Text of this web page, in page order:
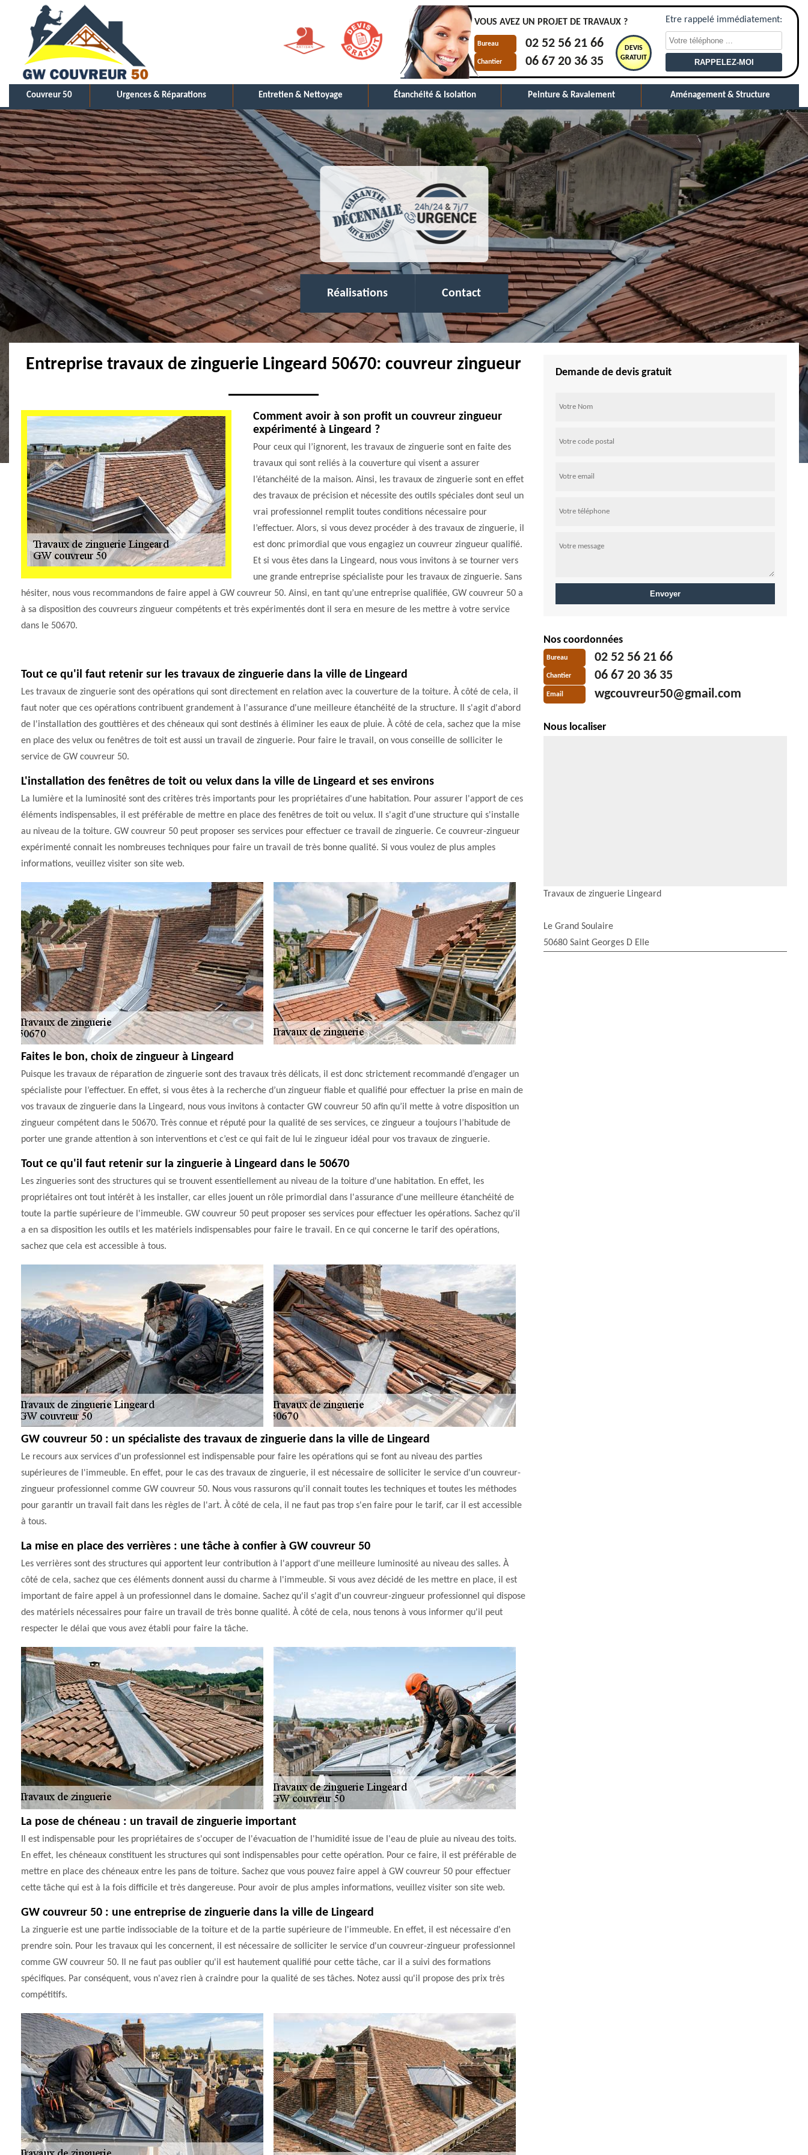
VOUS AVEZ UN PROJET DE TRAVAUX ?
Bureau 02 52 56 21 66
Chantier 06 67 20 36 35
DEVIS
GRATUIT
Etre rappelé immédiatement:
Couvreur 50 Urgences & Réparations Entretien & Nettoyage Étanchéité & Isolation Peinture & Ravalement Aménagement & Structure
Réalisations Contact
Entreprise travaux de zinguerie Lingeard 50670: couvreur zingueur
Comment avoir à son profit un couvreur zingueur
expérimenté à Lingeard ?
Pour ceux qui l’ignorent, les travaux de zinguerie sont en faite des
travaux qui sont reliés à la couverture qui visent a assurer
l’étanchéité de la maison. Ainsi, les travaux de zinguerie sont en effet
des travaux de précision et nécessite des outils spéciales dont seul un
vrai professionnel remplit toutes conditions nécessaire pour
l’effectuer. Alors, si vous devez procéder à des travaux de zinguerie, il
est donc primordial que vous engagiez un couvreur zingueur qualifié.
Et si vous êtes dans la Lingeard, nous vous invitons à se tourner vers
une grande entreprise spécialiste pour les travaux de zinguerie. Sans
hésiter, nous vous recommandons de faire appel à GW couvreur 50. Ainsi, en tant qu’une entreprise qualifiée, GW couvreur 50 a
à sa disposition des couvreurs zingueur compétents et très expérimentés dont il sera en mesure de les mettre à votre service
dans le 50670.
Tout ce qu'il faut retenir sur les travaux de zinguerie dans la ville de Lingeard
Les travaux de zinguerie sont des opérations qui sont directement en relation avec la couverture de la toiture. À côté de cela, il
faut noter que ces opérations contribuent grandement à l'assurance d'une meilleure étanchéité de la structure. Il s'agit d'abord
de l'installation des gouttières et des chéneaux qui sont destinés à éliminer les eaux de pluie. À côté de cela, sachez que la mise
en place des velux ou fenêtres de toit est aussi un travail de zinguerie. Pour faire le travail, on vous conseille de solliciter le
service de GW couvreur 50.
L'installation des fenêtres de toit ou velux dans la ville de Lingeard et ses environs
La lumière et la luminosité sont des critères très importants pour les propriétaires d'une habitation. Pour assurer l'apport de ces
éléments indispensables, il est préférable de mettre en place des fenêtres de toit ou velux. Il s'agit d'une structure qui s'installe
au niveau de la toiture. GW couvreur 50 peut proposer ses services pour effectuer ce travail de zinguerie. Ce couvreur-zingueur
expérimenté connait les nombreuses techniques pour faire un travail de très bonne qualité. Si vous voulez de plus amples
informations, veuillez visiter son site web.
Faites le bon, choix de zingueur à Lingeard
Puisque les travaux de réparation de zinguerie sont des travaux très délicats, il est donc strictement recommandé d’engager un
spécialiste pour l’effectuer. En effet, si vous êtes à la recherche d’un zingueur fiable et qualifié pour effectuer la prise en main de
vos travaux de zinguerie dans la Lingeard, nous vous invitons à contacter GW couvreur 50 afin qu’il mette à votre disposition un
zingueur compétent dans le 50670. Très connue et réputé pour la qualité de ses services, ce zingueur a toujours l’habitude de
porter une grande attention à son interventions et c’est ce qui fait de lui le zingueur idéal pour vos travaux de zinguerie.
Tout ce qu'il faut retenir sur la zinguerie à Lingeard dans le 50670
Les zingueries sont des structures qui se trouvent essentiellement au niveau de la toiture d'une habitation. En effet, les
propriétaires ont tout intérêt à les installer, car elles jouent un rôle primordial dans l'assurance d'une meilleure étanchéité de
toute la partie supérieure de l'immeuble. GW couvreur 50 peut proposer ses services pour effectuer les opérations. Sachez qu'il
a en sa disposition les outils et les matériels indispensables pour faire le travail. En ce qui concerne le tarif des opérations,
sachez que cela est accessible à tous.
GW couvreur 50 : un spécialiste des travaux de zinguerie dans la ville de Lingeard
Le recours aux services d'un professionnel est indispensable pour faire les opérations qui se font au niveau des parties
supérieures de l'immeuble. En effet, pour le cas des travaux de zinguerie, il est nécessaire de solliciter le service d'un couvreur-
zingueur professionnel comme GW couvreur 50. Nous vous rassurons qu'il connait toutes les techniques et toutes les méthodes
pour garantir un travail fait dans les règles de l'art. À côté de cela, il ne faut pas trop s'en faire pour le tarif, car il est accessible
à tous.
La mise en place des verrières : une tâche à confier à GW couvreur 50
Les verrières sont des structures qui apportent leur contribution à l'apport d'une meilleure luminosité au niveau des salles. À
côté de cela, sachez que ces éléments donnent aussi du charme à l'immeuble. Si vous avez décidé de les mettre en place, il est
important de faire appel à un professionnel dans le domaine. Sachez qu'il s'agit d'un couvreur-zingueur professionnel qui dispose
des matériels nécessaires pour faire un travail de très bonne qualité. À côté de cela, nous tenons à vous informer qu'il peut
respecter le délai que vous avez établi pour faire la tâche.
La pose de chéneau : un travail de zinguerie important
Il est indispensable pour les propriétaires de s'occuper de l'évacuation de l'humidité issue de l'eau de pluie au niveau des toits.
En effet, les chéneaux constituent les structures qui sont indispensables pour cette opération. Pour ce faire, il est préférable de
mettre en place des chéneaux entre les pans de toiture. Sachez que vous pouvez faire appel à GW couvreur 50 pour effectuer
cette tâche qui est à la fois difficile et très dangereuse. Pour avoir de plus amples informations, veuillez visiter son site web.
GW couvreur 50 : une entreprise de zinguerie dans la ville de Lingeard
La zinguerie est une partie indissociable de la toiture et de la partie supérieure de l'immeuble. En effet, il est nécessaire d'en
prendre soin. Pour les travaux qui les concernent, il est nécessaire de solliciter le service d'un couvreur-zingueur professionnel
comme GW couvreur 50. Il ne faut pas oublier qu'il est hautement qualifié pour cette tâche, car il a suivi des formations
spécifiques. Par conséquent, vous n'avez rien à craindre pour la qualité de ses tâches. Notez aussi qu'il propose des prix très
compétitifs.
Demande de devis gratuit
Nos coordonnées
Bureau 02 52 56 21 66
Chantier 06 67 20 36 35
Email wgcouvreur50@gmail.com
Nous localiser
Travaux de zinguerie Lingeard
Le Grand Soulaire
50680 Saint Georges D Elle